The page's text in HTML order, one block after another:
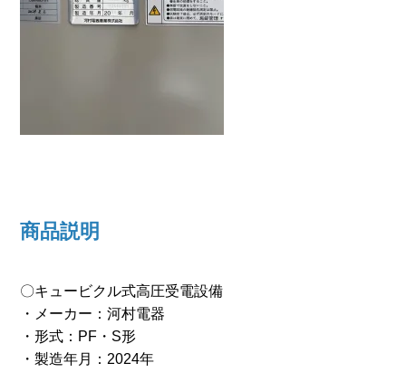
商品説明
〇キュービクル式高圧受電設備
・メーカー：河村電器
・形式：PF・S形
・製造年月：2024年